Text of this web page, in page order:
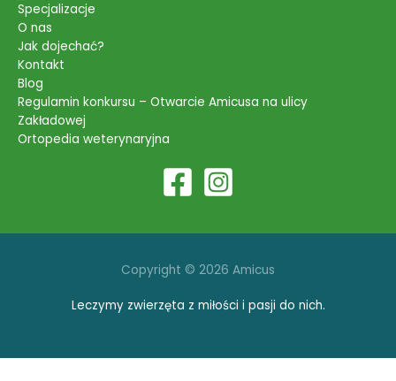
Specjalizacje
O nas
Jak dojechać?
Kontakt
Blog
Regulamin konkursu – Otwarcie Amicusa na ulicy
Zakładowej
Ortopedia weterynaryjna
Copyright © 2026 Amicus
Leczymy zwierzęta z miłości i pasji do nich.